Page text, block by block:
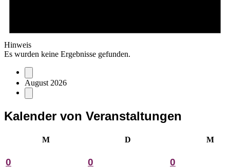
Hinweis
Es wurden keine Ergebnisse gefunden.
August 2026
Kalender von Veranstaltungen
MMontag D M
0
0
0